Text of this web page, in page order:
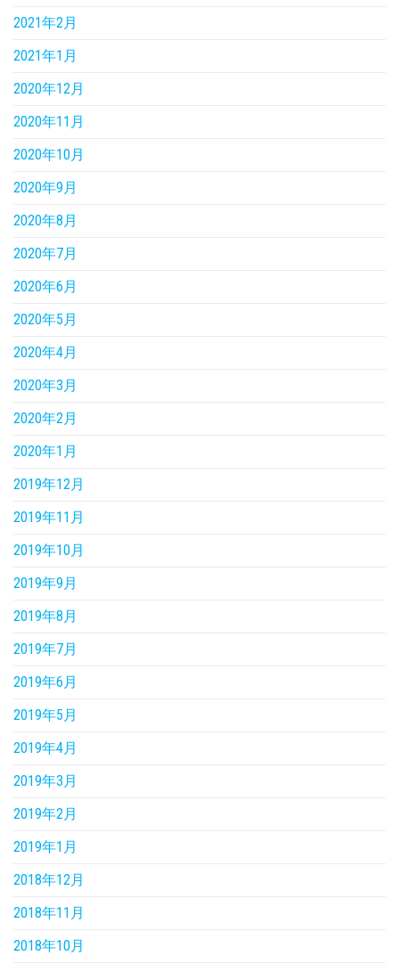
2021年2月
2021年1月
2020年12月
2020年11月
2020年10月
2020年9月
2020年8月
2020年7月
2020年6月
2020年5月
2020年4月
2020年3月
2020年2月
2020年1月
2019年12月
2019年11月
2019年10月
2019年9月
2019年8月
2019年7月
2019年6月
2019年5月
2019年4月
2019年3月
2019年2月
2019年1月
2018年12月
2018年11月
2018年10月